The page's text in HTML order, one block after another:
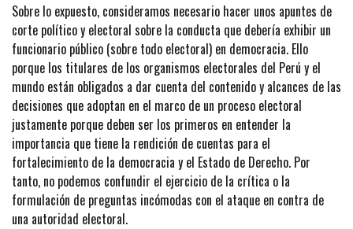
Sobre lo expuesto, consideramos necesario hacer unos apuntes de
corte político y electoral sobre la conducta que debería exhibir un
funcionario público (sobre todo electoral) en democracia. Ello
porque los titulares de los organismos electorales del Perú y el
mundo están obligados a dar cuenta del contenido y alcances de las
decisiones que adoptan en el marco de un proceso electoral
justamente porque deben ser los primeros en entender la
importancia que tiene la rendición de cuentas para el
fortalecimiento de la democracia y el Estado de Derecho. Por
tanto, no podemos confundir el ejercicio de la crítica o la
formulación de preguntas incómodas con el ataque en contra de
una autoridad electoral.